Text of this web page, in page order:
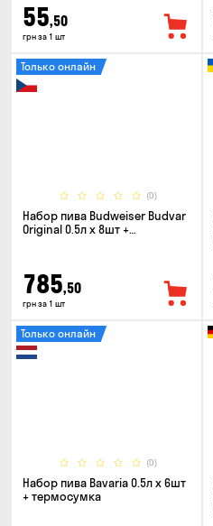
55,50
грн за 1 шт
(0)
Только онлайн
Набор пива Budweiser Budvar
Original 0.5л x 8шт +
785,50
грн за 1 шт
(0)
Только онлайн
Набор пива Bavaria 0.5л х 6шт
+ термосумка